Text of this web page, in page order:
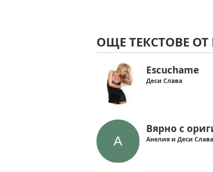
ОЩЕ ТЕКСТОВЕ
Escuchame
Деси Слава
Вярно с
Анелия и Деси Слава